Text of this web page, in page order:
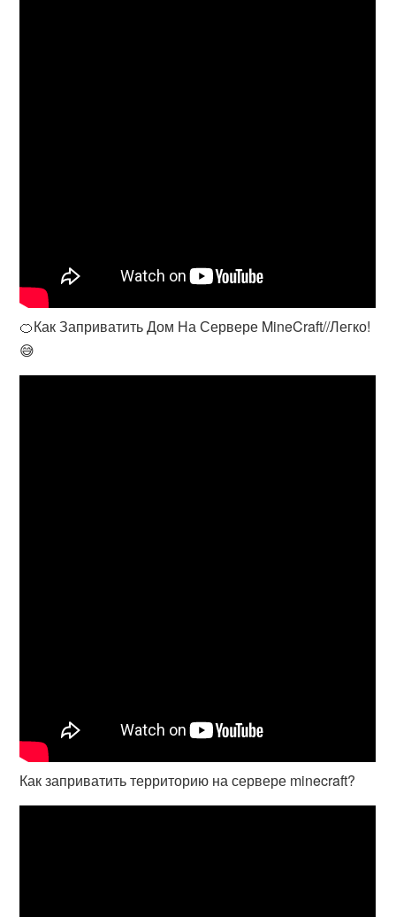
🍊Как Заприватить Дом На Сервере MineCraft//Легко!
😅
Как заприватить территорию на сервере minecraft?